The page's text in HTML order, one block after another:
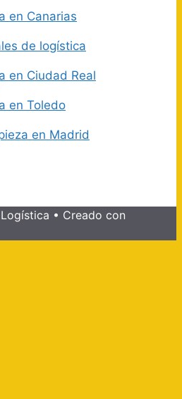
en Canarias
de logística
en Ciudad Real
en Toledo
en Madrid
• Creado con